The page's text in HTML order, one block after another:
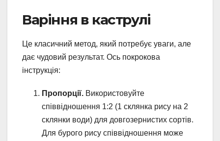
Варіння в каструлі
Це класичний метод, який потребує уваги, але
дає чудовий результат. Ось покрокова
інструкція:
Пропорції. Використовуйте
співвідношення 1:2 (1 склянка рису на 2
склянки води) для довгозернистих сортів.
Для бурого рису співвідношення може